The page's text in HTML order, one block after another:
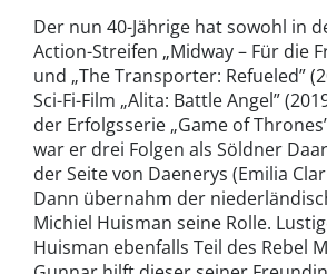
Der nun 40-Jährige hat sowohl in
Action-Streifen „Midway – Für die
und „The Transporter: Refueled”
Sci-Fi-Film „Alita: Battle Angel”
der Erfolgsserie „Game of
war er drei Folgen als Söldner
der Seite von Daenerys (Emilia
Dann übernahm der
Michiel Huisman seine Rolle.
Huisman ebenfalls Teil des Rebel